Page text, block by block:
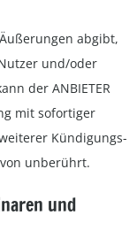
abgibt,
und/oder
der ANBIETER
mit sofortiger
Kündigungs-
unberührt.
und